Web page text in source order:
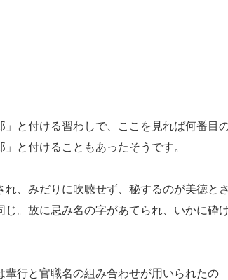
と付ける習わしで、ここを見れば何番目
と付けることもあったそうです。
、みだりに吹聴せず、秘するのが美徳とさ
。故に忌み名の字があてられ、いかに砕
行と官職名の組み合わせが用いられたの